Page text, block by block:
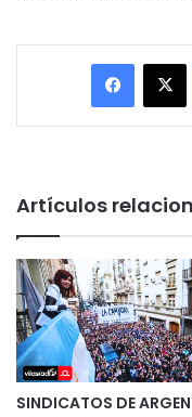
X
Artículos
SINDICATOS DE